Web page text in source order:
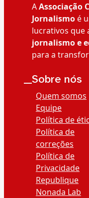
AAssociação
Jornalismoé
lucrativos que
jornalismo e
para a
__Sobre nós
Quem somos
Equipe
Política de
Política de
correções
Política de
Privacidade
Republique
Nonada Lab